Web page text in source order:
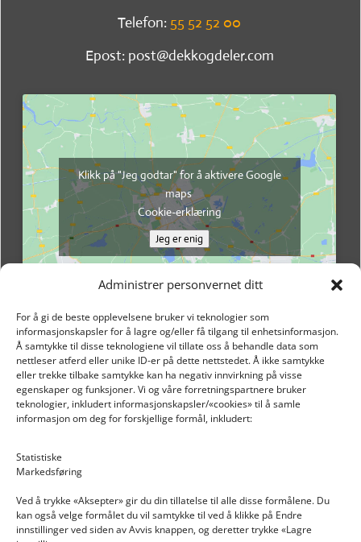
Administrer personvernet ditt
For å gi de beste opplevelsene bruker vi teknologier som
informasjonskapsler for å lagre og/eller få tilgang til enhetsinformasjon.
Å samtykke til disse teknologiene vil tillate oss å behandle data som
nettleser atferd eller unike ID-er på dette nettstedet. Å ikke samtykke
eller trekke tilbake samtykke kan ha negativ innvirkning på visse
egenskaper og funksjoner. Vi og våre forretningspartnere bruker
teknologier, inkludert informasjonskapsler/«cookies» til å samle
informasjon om deg for forskjellige formål, inkludert:
Statistiske
Markedsføring
Ved å trykke «Aksepter» gir du din tillatelse til alle disse formålene. Du
kan også velge formålet du vil samtykke til ved å klikke på Endre
innstillinger ved siden av Avvis knappen, og deretter trykke «Lagre
Telefon: 55 52 52 00
Epost: post@dekkogdeler.com
Klikk på "Jeg godtar" for å aktivere Google
maps
Cookie-erklæring
Jeg er enig